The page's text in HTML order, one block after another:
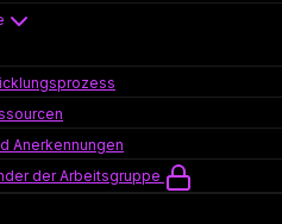
Anerkennungen
der Arbeitsgruppe